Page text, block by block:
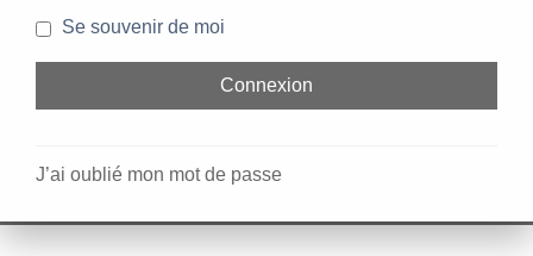
Se souvenir de moi
J’ai oublié mon mot de passe